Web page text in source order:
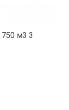
750 м3 3